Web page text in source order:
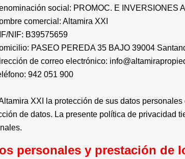
social: PROMOC. E INVERSIONES
comercial: Altamira XXI
NIF: B39575659
PASEO PEREDA 35 BAJO 39004
de correo electrónico:
942 051 900
XXI la protección de sus datos
de datos. La presente política de privacidad
personales y prestación de